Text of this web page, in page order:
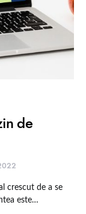
de
crescut de a se
este…